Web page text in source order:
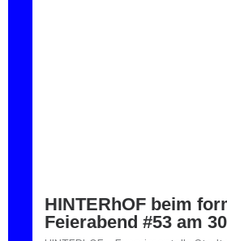
HINTERhOF beim
Feierabend #53 am